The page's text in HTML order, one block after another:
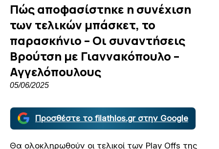
Πώς αποφασίστηκε η συνέχιση
των τελικών μπάσκετ, το
παρασκήνιο – Οι συναντήσεις
Βρούτση με Γιαννακόπουλο –
Αγγελόπουλους
05/06/2025
Προσθέστε το filathlos.gr στην Google
Θα ολοκληρωθούν οι τελικοί των Play Offs της